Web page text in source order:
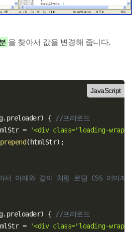
을 찾아서 값을 변경해 줍니다.
JavaScript
. preloader) {
//프리로드
=
'<div class="loading-
prepend ( htmlStr) ;
아래와 같이 처럼 로딩 CSS 이미지
. preloader) {
//프리로드
= '<div class="loading-